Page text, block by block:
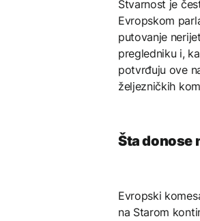
Stvarnost je
Evropskom
putovanje
pregledniku i,
potvrđuju ove
željezničkih
Šta donose
Evropski
na Starom